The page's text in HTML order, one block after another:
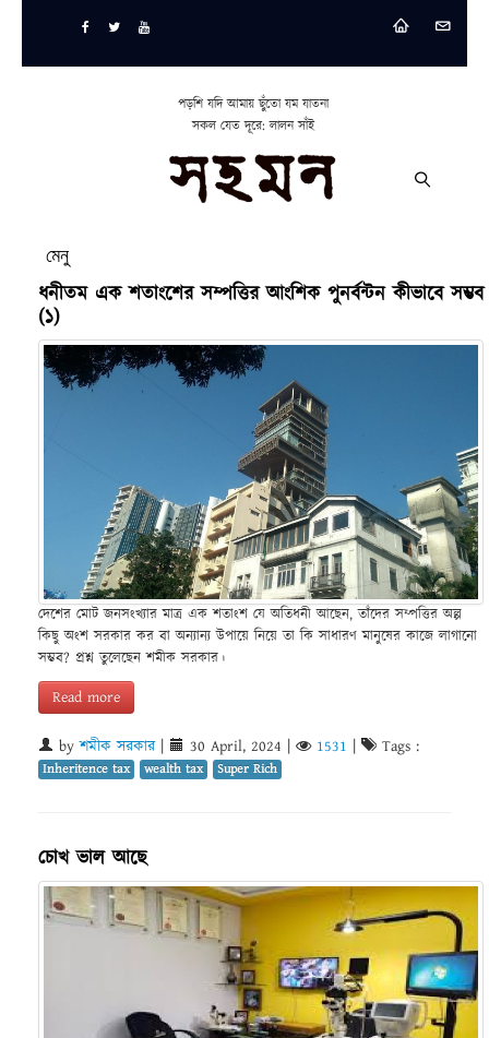
পড়শি যদি আমায় ছুঁতো যম যাতনা
সকল যেত দূরে: লালন সাঁই
মেনু
ধনীতম এক শতাংশের সম্পত্তির আংশিক পুনর্বন্টন কীভাবে সম্ভব
(১)
দেশের মোট জনসংখ্যার মাত্র এক শতাংশ যে অতিধনী আছেন, তাঁদের সম্পত্তির অল্প
কিছু অংশ সরকার কর বা অন্যান্য উপায়ে নিয়ে তা কি সাধারণ মানুষের কাজে লাগানো
সম্ভব? প্রশ্ন তুলেছেন শমীক সরকার।
Read more
byশমীক সরকার| 30 April, 2024 1531 Tags :
Inheritence tax wealth tax Super Rich
চোখ ভাল আছে